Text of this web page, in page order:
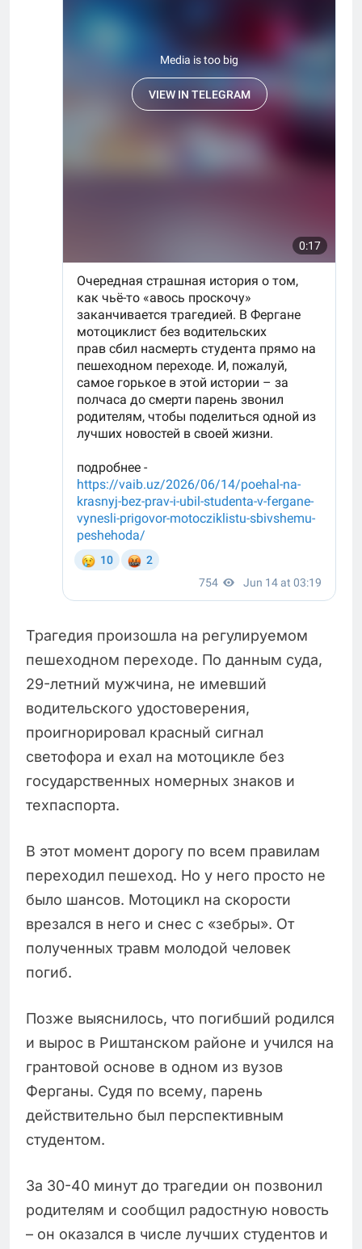
Трагедия произошла на регулируемом
пешеходном переходе. По данным суда,
29-летний мужчина, не имевший
водительского удостоверения,
проигнорировал красный сигнал
светофора и ехал на мотоцикле без
государственных номерных знаков и
техпаспорта.
В этот момент дорогу по всем правилам
переходил пешеход. Но у него просто не
было шансов. Мотоцикл на скорости
врезался в него и снес с «зебры». От
полученных травм молодой человек
погиб.
Позже выяснилось, что погибший родился
и вырос в Риштанском районе и учился на
грантовой основе в одном из вузов
Ферганы. Судя по всему, парень
действительно был перспективным
студентом.
За 30-40 минут до трагедии он позвонил
родителям и сообщил радостную новость
– он оказался в числе лучших студентов и